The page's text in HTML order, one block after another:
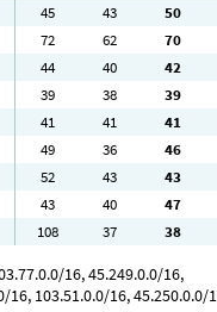
45 43 50
72 62 70
44 40 42
39 38 39
41 41 41
49 36 46
52 43 43
43 40 47
108 37 38
16, 45.249.0.0/16,
16, 103.51.0.0/16, 45.250.0.0/